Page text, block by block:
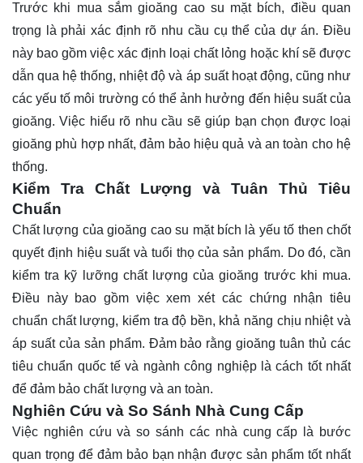
Trước khi mua sắm gioăng cao su mặt bích, điều quan
trọng là phải xác định rõ nhu cầu cụ thể của dự án. Điều
này bao gồm việc xác định loại chất lỏng hoặc khí sẽ được
dẫn qua hệ thống, nhiệt độ và áp suất hoạt động, cũng như
các yếu tố môi trường có thể ảnh hưởng đến hiệu suất của
gioăng. Việc hiểu rõ nhu cầu sẽ giúp bạn chọn được loại
gioăng phù hợp nhất, đảm bảo hiệu quả và an toàn cho hệ
thống.
Kiểm Tra Chất Lượng và Tuân Thủ Tiêu
Chuẩn
Chất lượng của gioăng cao su mặt bích là yếu tố then chốt
quyết định hiệu suất và tuổi thọ của sản phẩm. Do đó, cần
kiểm tra kỹ lưỡng chất lượng của gioăng trước khi mua.
Điều này bao gồm việc xem xét các chứng nhận tiêu
chuẩn chất lượng, kiểm tra độ bền, khả năng chịu nhiệt và
áp suất của sản phẩm. Đảm bảo rằng gioăng tuân thủ các
tiêu chuẩn quốc tế và ngành công nghiệp là cách tốt nhất
để đảm bảo chất lượng và an toàn.
Nghiên Cứu và So Sánh Nhà Cung Cấp
Việc nghiên cứu và so sánh các nhà cung cấp là bước
quan trọng để đảm bảo bạn nhận được sản phẩm tốt nhất